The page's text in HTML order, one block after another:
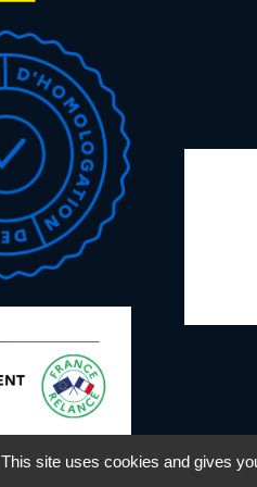
This site uses cookies and gives